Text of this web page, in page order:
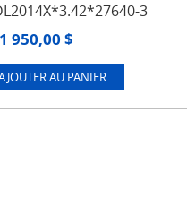
3
1 950,00 $
AU PANIER